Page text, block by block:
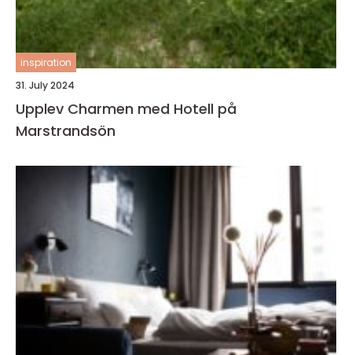
inspiration
31. July 2024
Upplev Charmen med Hotell på
Marstrandsön